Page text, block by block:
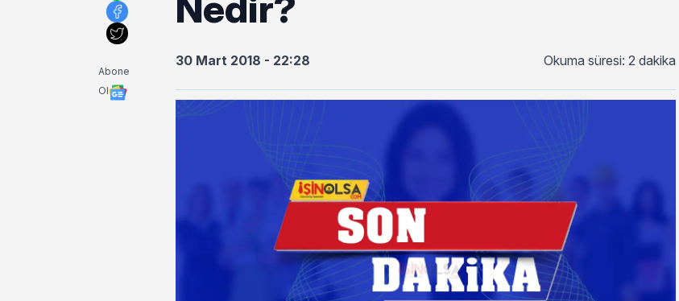
Abone
Ol
30 Mart 2018 - 22:28 Okuma süresi: 2 dakika